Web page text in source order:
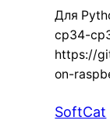
Для
cp34-
https://
on-
SoftCat